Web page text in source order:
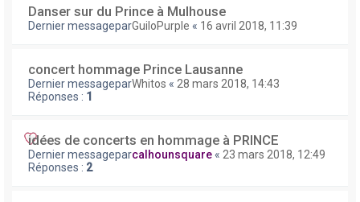
Danser sur du Prince à Mulhouse
Dernier messageparGuiloPurple « 16 avril 2018, 11:39
concert hommage Prince Lausanne
Dernier messageparWhitos « 28 mars 2018, 14:43
Réponses : 1
idées de concerts en hommage à PRINCE
Dernier messageparcalhounsquare « 23 mars 2018, 12:49
Réponses : 2